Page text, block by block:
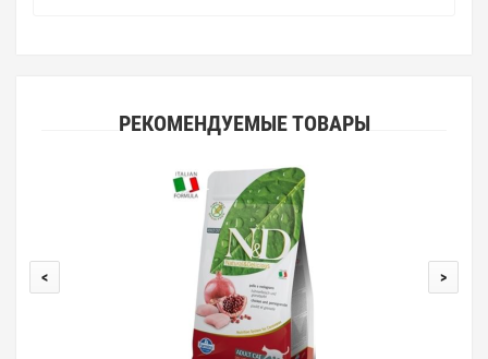
РЕКОМЕНДУЕМЫЕ ТОВАРЫ
< >